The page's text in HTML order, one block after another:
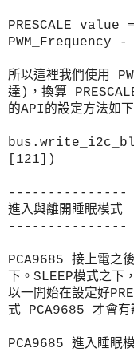
PWM_Frequency
所以這裡我們使用
達)，換算
的API的設定方法如
[121])
---------------
進入與離開睡眠模式
---------------
PCA9685 接上電之
下。SLEEP模式之下，
以一開始在設定好
式 PCA9685 才會有
PCA9685 進入睡眠